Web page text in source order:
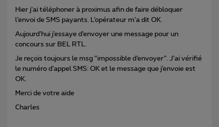
Hier j’ai téléphoner à proximus afin de faire débloquer
l’envoi de SMS payants. L’opérateur m’a dit OK.
Aujourd’hui j’essaye d’envoyer une message pour un
concours sur BEL RTL.
Je reçois toujours le msg “impossible d’envoyer”. J’ai vérifié
le numéro d’appel SMS: OK et le message que j’envoie est
OK.
Merci de votre aide
Charles